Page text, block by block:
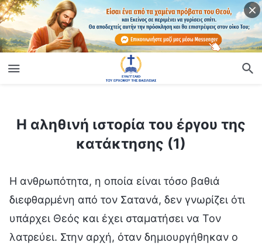
Η αληθινή ιστορία του έργου της κατάκτησης (1)
Η αληθινή ιστορία του έργου της
κατάκτησης (1)
Η ανθρωπότητα, η οποία είναι τόσο βαθιά
διεφθαρμένη από τον Σατανά, δεν γνωρίζει ότι
υπάρχει Θεός και έχει σταματήσει να Τον
λατρεύει. Στην αρχή, όταν δημιουργήθηκαν ο